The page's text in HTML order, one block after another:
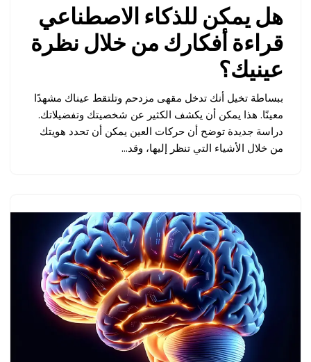
هل يمكن للذكاء الاصطناعي
قراءة أفكارك من خلال نظرة
عينيك؟
ببساطة تخيل أنك تدخل مقهى مزدحم وتلتقط عيناك مشهدًا
معينًا. هذا يمكن أن يكشف الكثير عن شخصيتك وتفضيلاتك.
دراسة جديدة توضح أن حركات العين يمكن أن تحدد هويتك
من خلال الأشياء التي تنظر إليها، وقد…